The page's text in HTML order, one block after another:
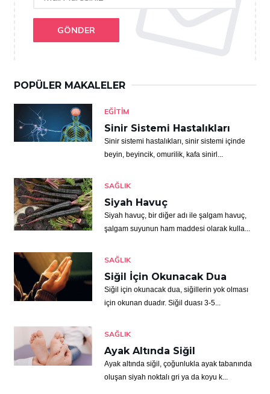
GÖNDER
POPÜLER MAKALELER
EĞITIM
Sinir Sistemi Hastalıkları
Sinir sistemi hastalıkları, sinir sistemi içinde
beyin, beyincik, omurilik, kafa sinirl...
SAĞLIK
Siyah Havuç
Siyah havuç, bir diğer adı ile şalgam havuç,
şalgam suyunun ham maddesi olarak kulla...
SAĞLIK
Siğil İçin Okunacak Dua
Siğil için okunacak dua, siğillerin yok olması
için okunan duadır. Siğil duası 3-5...
SAĞLIK
Ayak Altında Siğil
Ayak altında siğil, çoğunlukla ayak tabanında
oluşan siyah noktalı gri ya da koyu k...